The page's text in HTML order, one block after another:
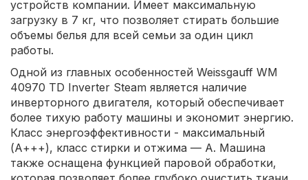
устройств компании. Имеет максимальную
загрузку в 7 кг, что позволяет стирать большие
объемы белья для всей семьи за один цикл
работы.
Одной из главных особенностей Weissgauff WM
40970 TD Inverter Steam является наличие
инверторного двигателя, который обеспечивает
более тихую работу машины и экономит энергию.
Класс энергоэффективности - максимальный
(А+++), класс стирки и отжима — А. Машина
также оснащена функцией паровой обработки,